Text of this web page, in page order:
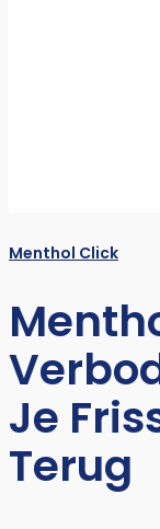
Menthol Click
Je
Terug